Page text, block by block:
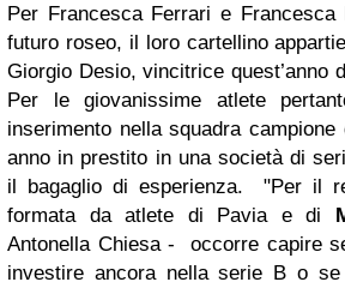
Per Francesca Ferrari e
futuro roseo, il loro cartellino
Giorgio Desio, vincitrice quest’anno
Per le giovanissime atlete
inserimento nella squadra campione
anno in prestito in una società di
il bagaglio di esperienza.
"Per il
formata da atlete di Pavia e di
Antonella Chiesa - occorre capire
investire ancora nella serie B o se